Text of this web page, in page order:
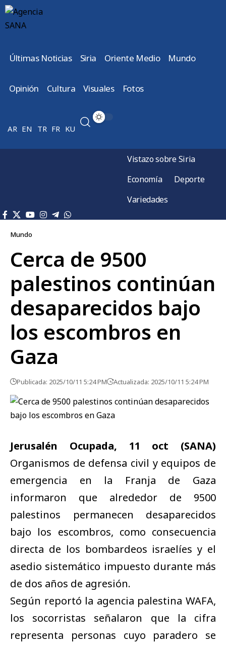
Últimas Noticias Siria Oriente Medio Mundo
Opinión Cultura Visuales Fotos
AR EN TR FR KU
Vistazo sobre Siria
Economía
Deporte
Variedades
Mundo
Cerca de 9500
palestinos continúan
desaparecidos bajo
los escombros en
Gaza
Publicada: 2025/10/11 5:24 PM Actualizada: 2025/10/11 5:24 PM
Jerusalén Ocupada, 11 oct (SANA)
Organismos de defensa civil y equipos de
emergencia en la Franja de Gaza
informaron que alrededor de 9500
palestinos permanecen desaparecidos
bajo los escombros, como consecuencia
directa de los bombardeos israelíes y el
asedio sistemático impuesto durante más
de dos años de agresión.
Según reportó la agencia palestina WAFA,
los socorristas señalaron que la cifra
representa personas cuyo paradero se